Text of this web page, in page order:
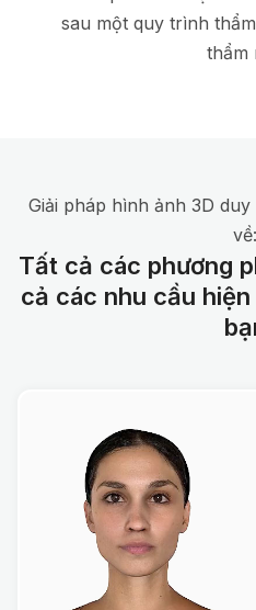
sau một quy trình
thẩm
Giải pháp hình ảnh 3D
về:
Tất cả các phương
cả các nhu cầu